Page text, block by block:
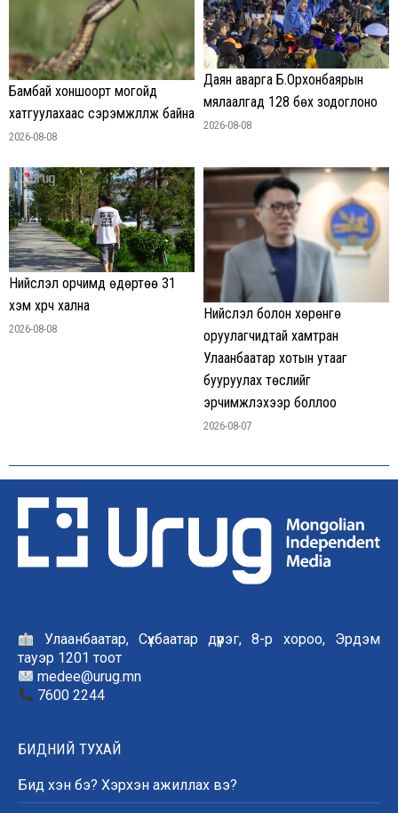
Бамбай хоншоорт могойд
хатгуулахаас сэрэмжлүүлж байна
2026-08-08
Даян аварга Б.Орхонбаярын
мялаалгад 128 бөх зодоглоно
2026-08-08
Нийслэл орчимд өдөртөө 31
хэм хүрч хална
2026-08-08
Нийслэл болон хөрөнгө
оруулагчидтай хамтран
Улаанбаатар хотын утааг
бууруулах төслийг
эрчимжүүлэхээр боллоо
2026-08-07
Улаанбаатар, Сүхбаатар дүүрэг, 8-р хороо, Эрдэм
тауэр 1201 тоот
medee@urug.mn
7600 2244
БИДНИЙ ТУХАЙ
Бид хэн бэ? Хэрхэн ажиллах вэ?